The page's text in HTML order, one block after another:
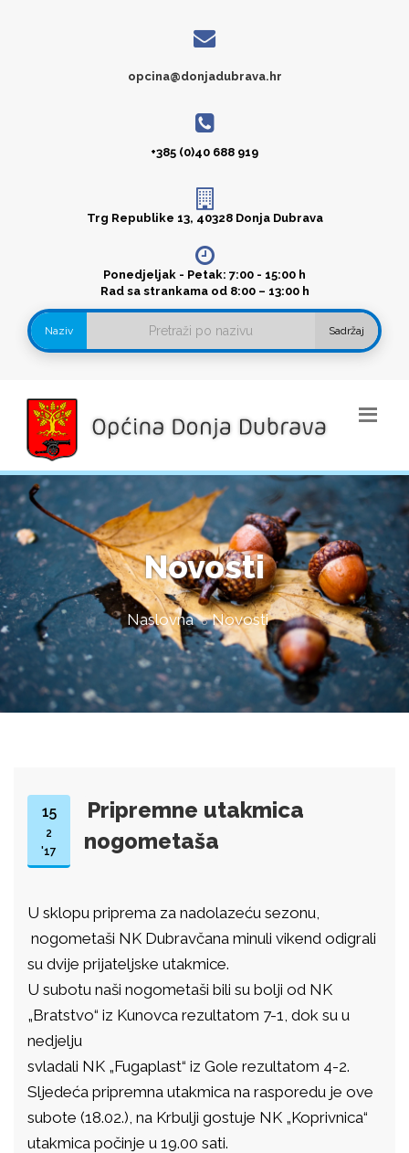
opcina@donjadubrava.hr
+385 (0)40 688 919
Trg Republike 13, 40328 Donja Dubrava
Ponedjeljak - Petak: 7:00 - 15:00 h
Rad sa strankama od 8:00 – 13:00 h
Naziv Sadržaj
Novosti
Naslovna Novosti
15
2
'17
Pripremne utakmica
nogometaša
U sklopu priprema za nadolazeću sezonu,
nogometaši NK Dubravčana minuli vikend odigrali
su dvije prijateljske utakmice.
U subotu naši nogometaši bili su bolji od NK
„Bratstvo“ iz Kunovca rezultatom 7-1, dok su u
nedjelju
svladali NK „Fugaplast“ iz Gole rezultatom 4-2.
Sljedeća pripremna utakmica na rasporedu je ove
subote (18.02.), na Krbulji gostuje NK „Koprivnica“
utakmica počinje u 19.00 sati.